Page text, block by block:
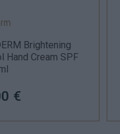
Brightening
Hand Cream SPF